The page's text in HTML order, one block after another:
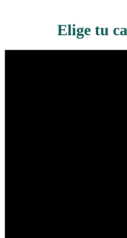
Elige tu